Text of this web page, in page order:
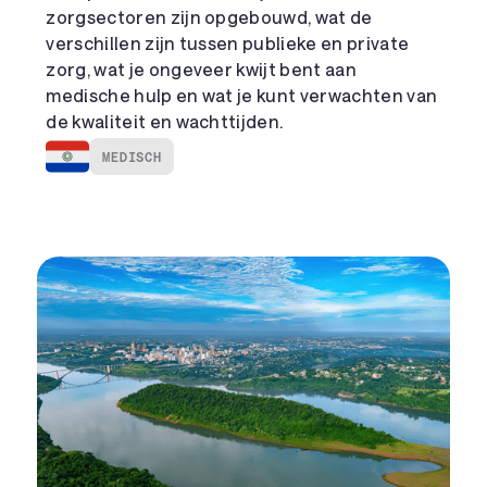
zorgsectoren zijn opgebouwd, wat de
verschillen zijn tussen publieke en private
zorg, wat je ongeveer kwijt bent aan
medische hulp en wat je kunt verwachten van
de kwaliteit en wachttijden.
MEDISCH